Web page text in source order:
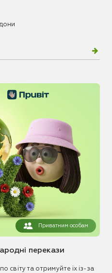
Приватним особам
перекази
світу та отримуйте їх із-за